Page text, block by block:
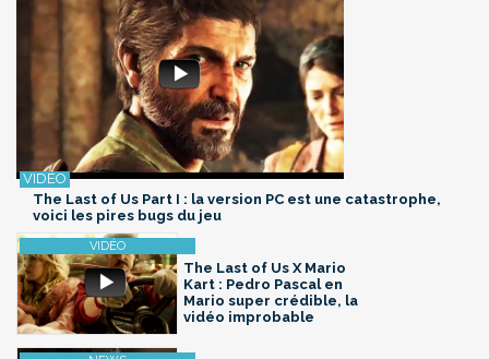
The Last of Us Part I : la version PC est une catastrophe,
voici les pires bugs du jeu
The Last of Us X Mario
Kart : Pedro Pascal en
Mario super crédible, la
vidéo improbable